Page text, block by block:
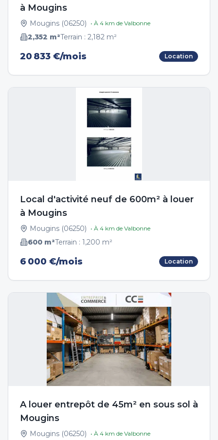
à Mougins
Mougins (06250) • À 4 km de Valbonne
2,352 m²Terrain : 2,182 m²
20 833 €/mois Location
Local d'activité neuf de 600m² à louer
à Mougins
Mougins (06250) • À 4 km de Valbonne
600 m²Terrain : 1,200 m²
6 000 €/mois Location
A louer entrepôt de 45m² en sous sol à
Mougins
Mougins (06250) • À 4 km de Valbonne